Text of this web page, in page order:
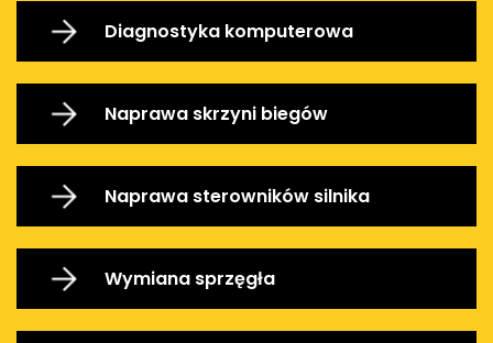
Diagnostyka komputerowa
Naprawa skrzyni biegów
Naprawa sterowników silnika
Wymiana sprzęgła